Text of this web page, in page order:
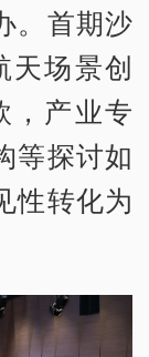
。首期沙
天场景创
，产业专
等探讨如
性转化为